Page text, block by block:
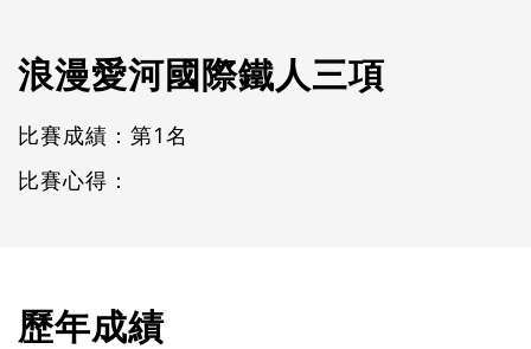
浪漫愛河國際鐵人三項
比賽成績：第1名
比賽心得：
歷年成績